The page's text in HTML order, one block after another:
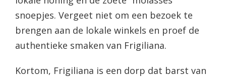
snoepjes. Vergeet niet om een bezoek te
brengen aan de lokale winkels en proef de
authentieke smaken van Frigiliana.
Kortom, Frigiliana is een dorp dat barst van